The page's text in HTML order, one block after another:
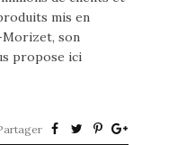
mis en
son
propose ici